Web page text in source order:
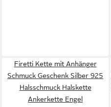
Firetti Kette mit Anhänger
Schmuck Geschenk Silber 925
Halsschmuck Halskette
Ankerkette Engel